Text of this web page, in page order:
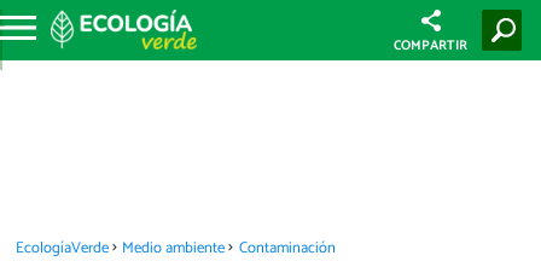
COMPARTIR
EcologíaVerde Medio ambiente Contaminación